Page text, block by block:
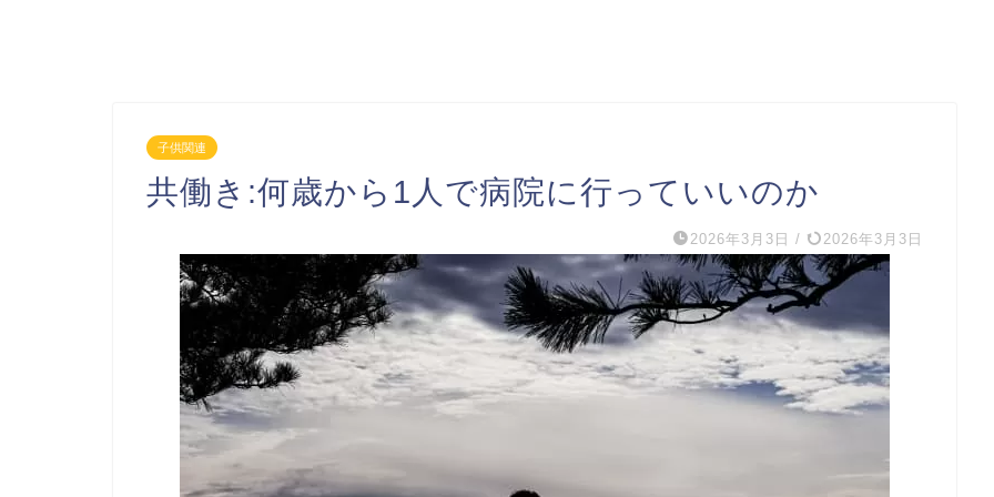
子供関連
共働き:何歳から1人で病院に行っていいのか
2026年3月3日 / 2026年3月3日